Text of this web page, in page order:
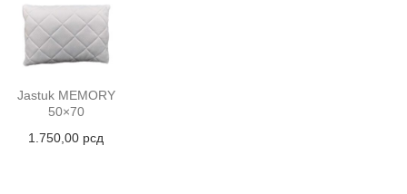
Jastuk MEMORY
50×70
1.750,00 рсд